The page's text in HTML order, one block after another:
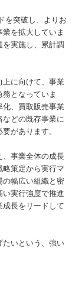
を突破し、よりお
を拡大していま
実施し、累計調
上に向けて、事業
となっていま
化、買取販売事業
どの既存事業に
があります。
、事業全体の成長
策定から実行マ
の幅広い組織と密
実行強度で推進
成長をリードして
たいという、強い